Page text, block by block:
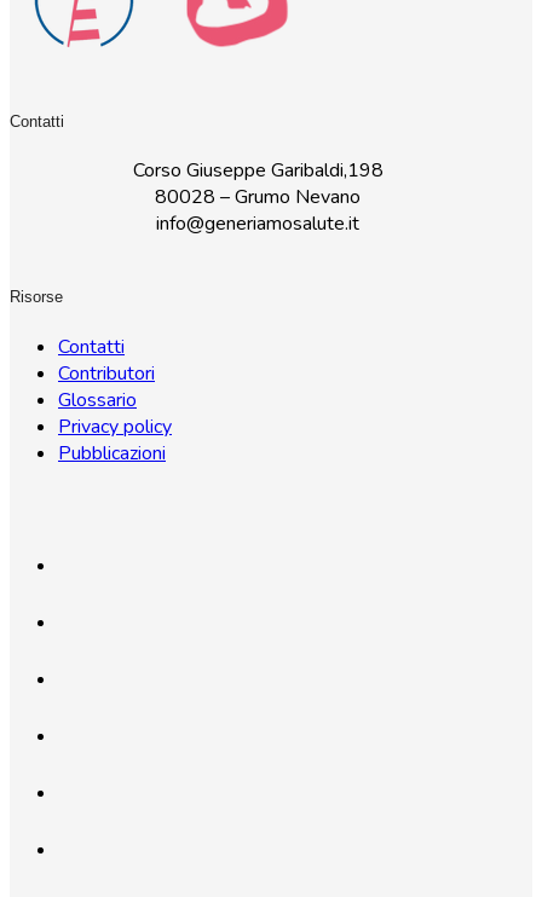
Contatti
Corso Giuseppe Garibaldi,198
80028 – Grumo Nevano
info@generiamosalute.it
Risorse
Contatti
Contributori
Glossario
Privacy policy
Pubblicazioni